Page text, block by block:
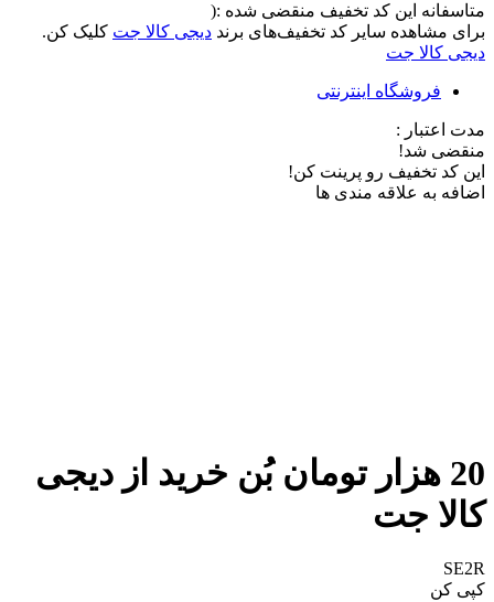
متاسفانه این کد تخفیف منقضی شده :(
برای مشاهده سایر کد تخفیف‌های برند دیجی کالا جت کلیک کن.
دیجی کالا جت
فروشگاه اینترنتی
مدت اعتبار :
منقضی شد!
این کد تخفیف رو پرینت کن!
اضافه به علاقه مندی ها
20 هزار تومان بُن خرید از دیجی
کالا جت
SE2R
کپی کن